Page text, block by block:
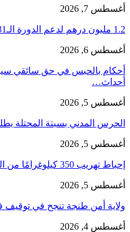
أغسطس 7, 2026
1.2 مليون درهم لدعم الدورة الـ31 لمهرجان تطوان لسينما البحر…
أغسطس 6, 2026
أحكام بالحبس في حق سائقي
أحداث…
أغسطس 5, 2026
الحرس المدني بسبتة المحتلة
أغسطس 5, 2026
إحباط تهريب 350 كيلوغرامًا من الشيرا محشوة داخل قوالب…
أغسطس 5, 2026
ولاية أمن طنجة تنجح في
أغسطس 4, 2026